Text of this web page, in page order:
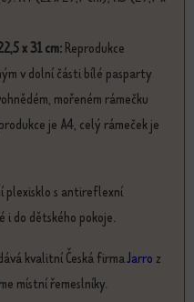
x 31 cm:Reprodukce
v dolní části bílé pasparty
mořeném rámečku
je A4, celý rámeček je
plexisklo s antireflexní
i do dětského pokoje.
kvalitní Česká firmaJarroz
místní řemeslníky.